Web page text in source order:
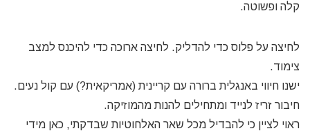
קלה ופשוטה.
לחיצה על פלוס כדי להדליק. לחיצה ארוכה כדי להיכנס למצב
צימוד.
ישנו חיווי באנגלית ברורה עם קריינית (אמריקאית?) עם קול נעים.
חיבור זריז לנייד ומתחילים להנות מהמוזיקה.
ראוי לציין כי להבדיל מכל שאר האלחוטיות שבדקתי, כאן מידי